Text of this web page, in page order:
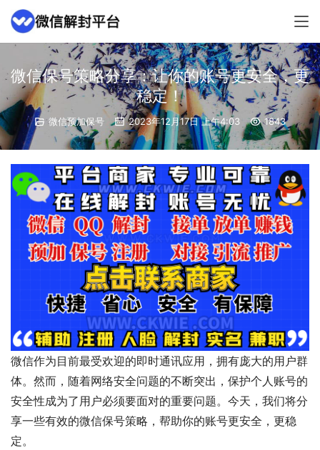
微信保号策略分享：让你的账号更安全，更
稳定！
微信预加保号 2023年12月17日 上午4:03 1843
微信作为目前最受欢迎的即时通讯应用，拥有庞大的用户群
体。然而，随着网络安全问题的不断突出，保护个人账号的
安全性成为了用户必须要面对的重要问题。今天，我们将分
享一些有效的微信保号策略，帮助你的账号更安全，更稳
定。